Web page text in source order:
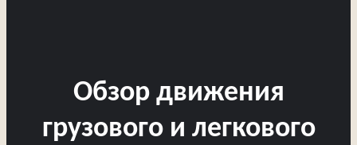
Обзор движения
грузового и легкового